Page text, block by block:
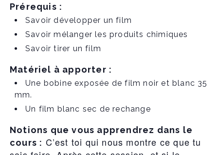
Prérequis :
Savoir développer un film
Savoir mélanger les produits chimiques
Savoir tirer un film
Matériel à apporter :
Une bobine exposée de film noir et blanc 35
mm.
Un film blanc sec de rechange
Notions que vous apprendrez dans le
cours : C’est toi qui nous montre ce que tu